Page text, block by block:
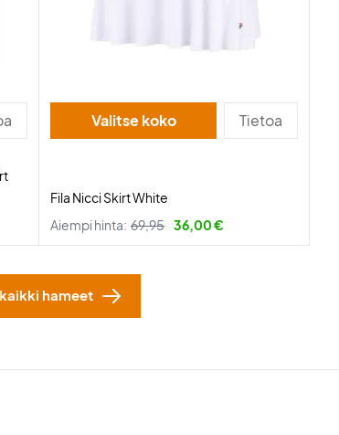
Valitse koko Tietoa
Fila Nicci Skirt White
Aiempi hinta: 69,95 36,00 €
hameet